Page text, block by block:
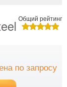
Общий рейтинг
по запросу